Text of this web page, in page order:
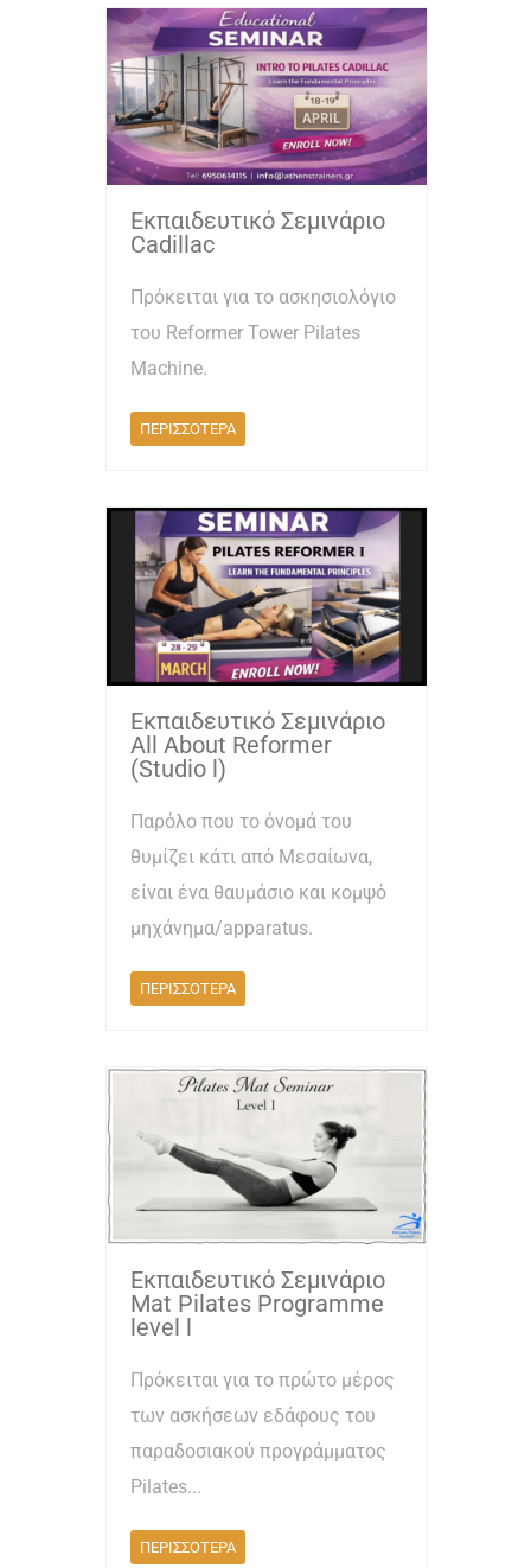
Εκπαιδευτικό Σεμινάριο
Cadillac
Πρόκειται για το ασκησιολόγιο
του Reformer Tower Pilates
Machine.
ΠΕΡΙΣΣΟΤΕΡΑ
Εκπαιδευτικό Σεμινάριο
All About Reformer
(Studio l)
Παρόλο που το όνομά του
θυμίζει κάτι από Μεσαίωνα,
είναι ένα θαυμάσιο και κομψό
μηχάνημα/apparatus.
ΠΕΡΙΣΣΟΤΕΡΑ
Εκπαιδευτικό Σεμινάριο
Mat Pilates Programme
level l
Πρόκειται για το πρώτο μέρος
των ασκήσεων εδάφους του
παραδοσιακού προγράμματος
Pilates...
ΠΕΡΙΣΣΟΤΕΡΑ